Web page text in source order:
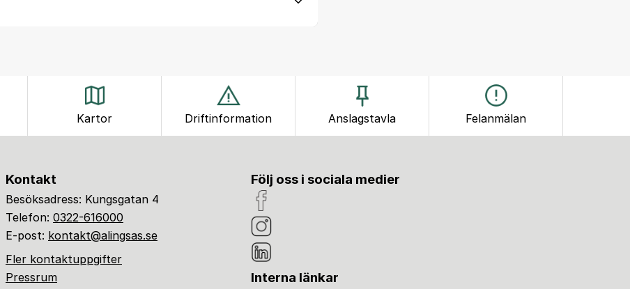
Kartor Driftinformation Anslagstavla Felanmälan
Kontakt
Besöksadress: Kungsgatan 4
Telefon: 0322-616000
E-post: kontakt@alingsas.se
Fler kontaktuppgifter
Pressrum
Följ oss i sociala medier
Interna länkar